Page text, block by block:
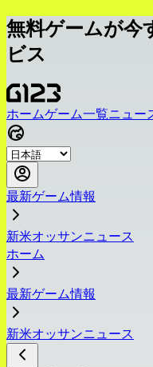
無料ゲームが今
ビス
ホームゲーム一覧ニュー
最新ゲーム情報
新米オッサンニュース
ホーム
最新ゲーム情報
新米オッサンニュース